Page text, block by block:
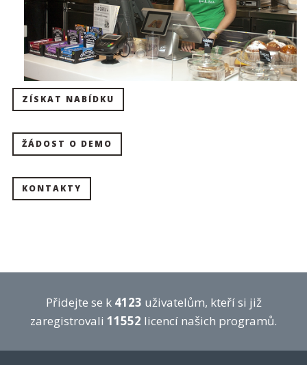
ZÍSKAT NABÍDKU
ŽÁDOST O DEMO
KONTAKTY
Přidejte se k 4123 uživatelům, kteří si již
zaregistrovali 11552 licencí našich programů.